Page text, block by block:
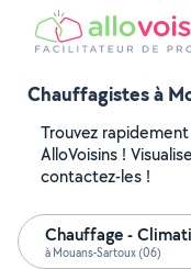
Chauffagistes à
Trouvez
AlloVoisins !
contactez-les !
Chauffage -
à Mouans-Sartoux (06)